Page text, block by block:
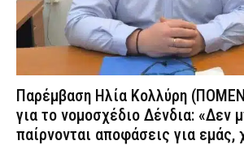
Παρέμβαση Ηλία Κολλύρη
για το νομοσχέδιο Δένδια: «Δεν
παίρνονται αποφάσεις για εμάς,